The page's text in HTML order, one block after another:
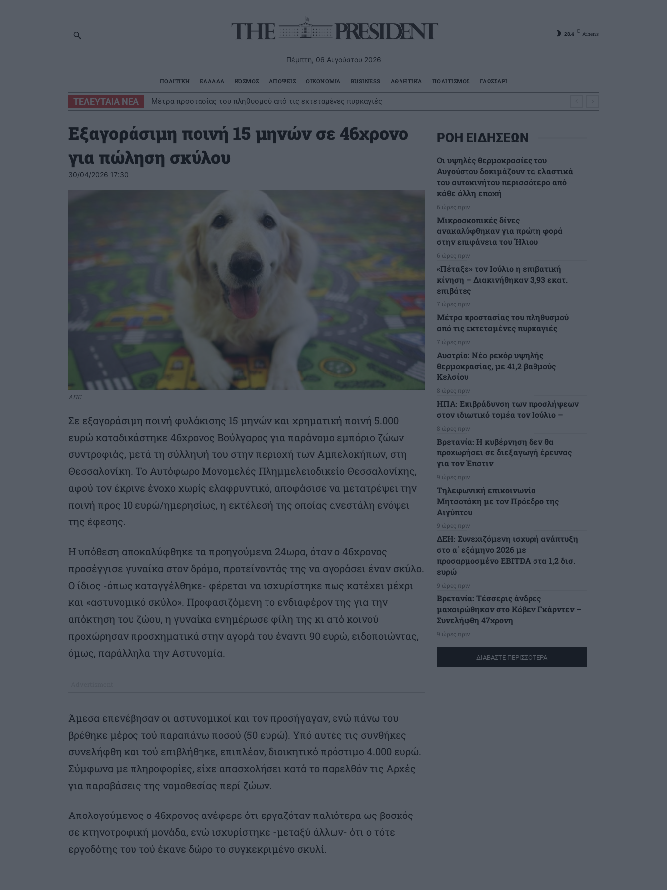
Πέμπτη, 06 Αυγούστου 2026
28.4 C Athens
ΠΟΛΙΤΙΚΗ ΕΛΛΑΔΑ ΚΟΣΜΟΣ ΑΠΟΨΕΙΣ ΟΙΚΟΝΟΜΙΑ BUSINESS ΑΘΛΗΤΙΚΑ ΠΟΛΙΤΙΣΜΟΣ ΓΛΩΣΣΑΡΙ
ΤΕΛΕΥΤΑΙΑ ΝΕΑ Μέτρα προστασίας του πληθυσμού από τις εκτεταμένες πυρκαγιές
Εξαγοράσιμη ποινή 15 μηνών σε 46χρονο
για πώληση σκύλου
30/04/2026 17:30
ΑΠΕ
Σε εξαγοράσιμη ποινή φυλάκισης 15 μηνών και χρηματική ποινή 5.000
ευρώ καταδικάστηκε 46χρονος Βούλγαρος για παράνομο εμπόριο ζώων
συντροφιάς, μετά τη σύλληψή του στην περιοχή των Αμπελοκήπων, στη
Θεσσαλονίκη. Το Αυτόφωρο Μονομελές Πλημμελειοδικείο Θεσσαλονίκης,
αφού τον έκρινε ένοχο χωρίς ελαφρυντικό, αποφάσισε να μετατρέψει την
ποινή προς 10 ευρώ/ημερησίως, η εκτέλεσή της οποίας ανεστάλη ενόψει
της έφεσης.
Η υπόθεση αποκαλύφθηκε τα προηγούμενα 24ωρα, όταν ο 46χρονος
προσέγγισε γυναίκα στον δρόμο, προτείνοντάς της να αγοράσει έναν σκύλο.
Ο ίδιος -όπως καταγγέλθηκε- φέρεται να ισχυρίστηκε πως κατέχει μέχρι
και «αστυνομικό σκύλο». Προφασιζόμενη το ενδιαφέρον της για την
απόκτηση του ζώου, η γυναίκα ενημέρωσε φίλη της κι από κοινού
προχώρησαν προσχηματικά στην αγορά του έναντι 90 ευρώ, ειδοποιώντας,
όμως, παράλληλα την Αστυνομία.
Άμεσα επενέβησαν οι αστυνομικοί και τον προσήγαγαν, ενώ πάνω του
βρέθηκε μέρος τού παραπάνω ποσού (50 ευρώ). Υπό αυτές τις συνθήκες
συνελήφθη και τού επιβλήθηκε, επιπλέον, διοικητικό πρόστιμο 4.000 ευρώ.
Σύμφωνα με πληροφορίες, είχε απασχολήσει κατά το παρελθόν τις Αρχές
για παραβάσεις της νομοθεσίας περί ζώων.
Απολογούμενος ο 46χρονος ανέφερε ότι εργαζόταν παλιότερα ως βοσκός
σε κτηνοτροφική μονάδα, ενώ ισχυρίστηκε -μεταξύ άλλων- ότι ο τότε
εργοδότης του τού έκανε δώρο το συγκεκριμένο σκυλί.
ΡΟΗ ΕΙΔΗΣΕΩΝ
Οι υψηλές θερμοκρασίες του
Αυγούστου δοκιμάζουν τα ελαστικά
του αυτοκινήτου περισσότερο από
κάθε άλλη εποχή
6 ώρες πριν
Μικροσκοπικές δίνες
ανακαλύφθηκαν για πρώτη φορά
στην επιφάνεια του Ήλιου
6 ώρες πριν
«Πέταξε» τον Ιούλιο η επιβατική
κίνηση – Διακινήθηκαν 3,93 εκατ.
επιβάτες
7 ώρες πριν
Μέτρα προστασίας του πληθυσμού
από τις εκτεταμένες πυρκαγιές
7 ώρες πριν
Αυστρία: Νέο ρεκόρ υψηλής
θερμοκρασίας, με 41,2 βαθμούς
Κελσίου
8 ώρες πριν
ΗΠΑ: Επιβράδυνση των προσλήψεων
στον ιδιωτικό τομέα τον Ιούλιο –
8 ώρες πριν
Βρετανία: Η κυβέρνηση δεν θα
προχωρήσει σε διεξαγωγή έρευνας
για τον Έπστιν
9 ώρες πριν
Τηλεφωνική επικοινωνία
Μητσοτάκη με τον Πρόεδρο της
Αιγύπτου
9 ώρες πριν
ΔΕΗ: Συνεχιζόμενη ισχυρή ανάπτυξη
στο α΄ εξάμηνο 2026 με
προσαρμοσμένο EBITDA στα 1,2 δισ.
ευρώ
9 ώρες πριν
Βρετανία: Τέσσερις άνδρες
μαχαιρώθηκαν στο Κόβεν Γκάρντεν –
Συνελήφθη 47χρονη
9 ώρες πριν
ΔΙΑΒΑΣΤΕ ΠΕΡΙΣΣΟΤΕΡΑ